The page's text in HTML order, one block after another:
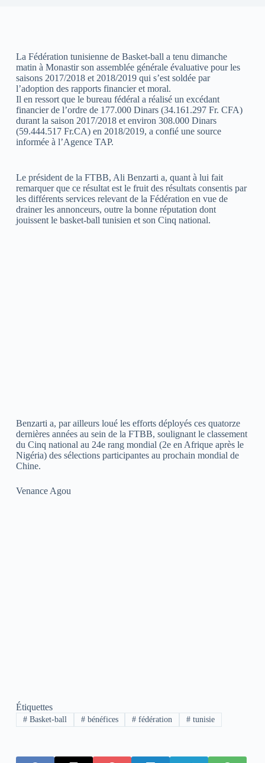
La Fédération tunisienne de Basket-ball a tenu dimanche
matin à Monastir son assemblée générale évaluative pour les
saisons 2017/2018 et 2018/2019 qui s’est soldée par
l’adoption des rapports financier et moral.
Il en ressort que le bureau fédéral a réalisé un excédant
financier de l’ordre de 177.000 Dinars (34.161.297 Fr. CFA)
durant la saison 2017/2018 et environ 308.000 Dinars
(59.444.517 Fr.CA) en 2018/2019, a confié une source
informée à l’Agence TAP.
Le président de la FTBB, Ali Benzarti a, quant à lui fait
remarquer que ce résultat est le fruit des résultats consentis par
les différents services relevant de la Fédération en vue de
drainer les annonceurs, outre la bonne réputation dont
jouissent le basket-ball tunisien et son Cinq national.
Benzarti a, par ailleurs loué les efforts déployés ces quatorze
dernières années au sein de la FTBB, soulignant le classement
du Cinq national au 24e rang mondial (2e en Afrique après le
Nigéria) des sélections participantes au prochain mondial de
Chine.
Venance Agou
Étiquettes
#Basket-ball #bénéfices # fédération # tunisie